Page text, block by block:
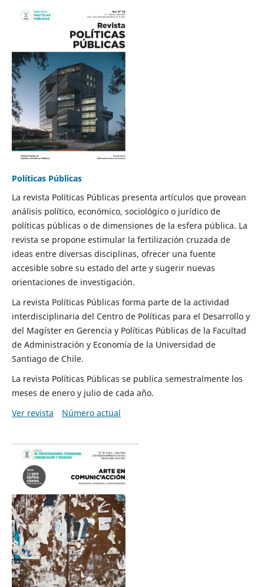
Políticas Públicas
La revista Políticas Públicas presenta artículos que provean
análisis político, económico, sociológico o jurídico de
políticas públicas o de dimensiones de la esfera pública. La
revista se propone estimular la fertilización cruzada de
ideas entre diversas disciplinas, ofrecer una fuente
accesible sobre su estado del arte y sugerir nuevas
orientaciones de investigación.
La revista Políticas Públicas forma parte de la actividad
interdisciplinaria del Centro de Políticas para el Desarrollo y
del Magíster en Gerencia y Políticas Públicas de la Facultad
de Administración y Economía de la Universidad de
Santiago de Chile.
La revista Políticas Públicas se publica semestralmente los
meses de enero y julio de cada año.
Ver revista
Número actual